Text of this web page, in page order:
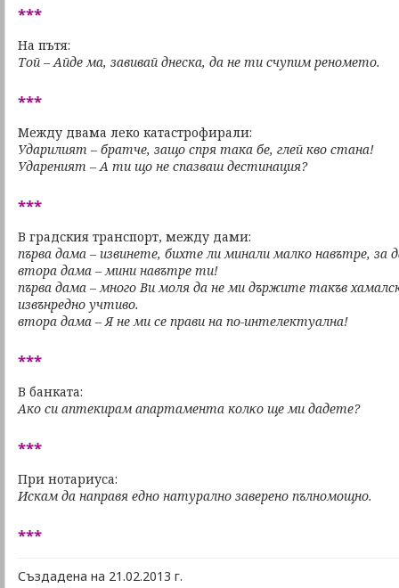
***
На пътя:
Той – Айде ма, завивай днеска, да не ти счупим реномето.
***
Между двама леко катастрофирали:
Ударилият – братче, защо спря така бе, глей кво стана!
Удареният – А ти що не спазваш дестинация?
***
В градския транспорт, между дами:
първа дама – извинете, бихте ли минали малко навътре, за
втора дама – мини навътре ти!
първа дама – много Ви моля да не ми държите такъв
извънредно учтиво.
втора дама – Я не ми се прави на по-интелектуална!
***
В банката:
Ако си аптекирам апартамента колκо ще ми дадете?
***
При нотариуса:
Искам да направя едно натурално заверено пълномощно.
***
Създадена на 21.02.2013 г.